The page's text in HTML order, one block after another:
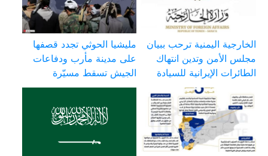
الخارجية اليمنية ترحب ببيان
مجلس الأمن وتدين انتهاك
الطائرات الإيرانية للسيادة
مليشيا الحوثي تجدد قصفها
على مدينة مأرب ودفاعات
الجيش تسقط مسيّرة